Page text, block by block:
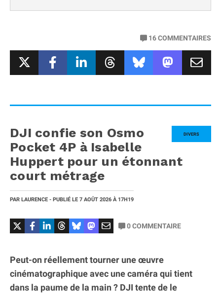
16COMMENTAIRES
DIVERS
DJI confie son Osmo
Pocket 4P à Isabelle
Huppert pour un étonnant
court métrage
PAR LAURENCE - PUBLIÉ LE 7 AOÛT 2026 À 17H19
0COMMENTAIRE
Peut-on réellement tourner une œuvre
cinématographique avec une caméra qui tient
dans la paume de la main ? DJI tente de le